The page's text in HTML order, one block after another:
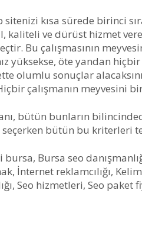
sitenizi kısa sürede birinci
kaliteli ve dürüst hizmet
Bu çalışmasının
yüksekse, öte yandan
olumlu sonuçlar
çalışmanın meyvesini
bütün bunların
seçerken bütün bu kriterleri
Bursa seo
İnternet reklamcılığı,
Seo hizmetleri, Seo paket